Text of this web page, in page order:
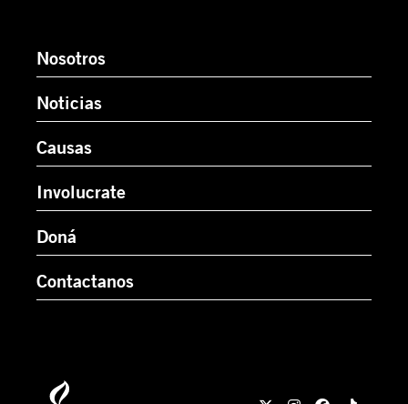
Nosotros
Noticias
Causas
Involucrate
Doná
Contactanos